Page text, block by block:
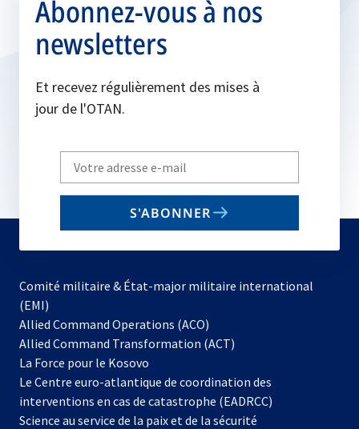
Abonnez-vous à nos
newsletters
Et recevez régulièrement des mises à
jour de l'OTAN.
Write
your
email
S'ABONNER
Comité militaire & État-major militaire international
(EMI)
Allied Command Operations (ACO)
dans
nouvel
onglet
Allied Command Transformation (ACT)
La Force pour le Kosovo
dans
un
nouvel
Le Centre euro-atlantique de coordination des
interventions en cas de catastrophe (EADRCC)
Science au service de la paix et de la sécurité